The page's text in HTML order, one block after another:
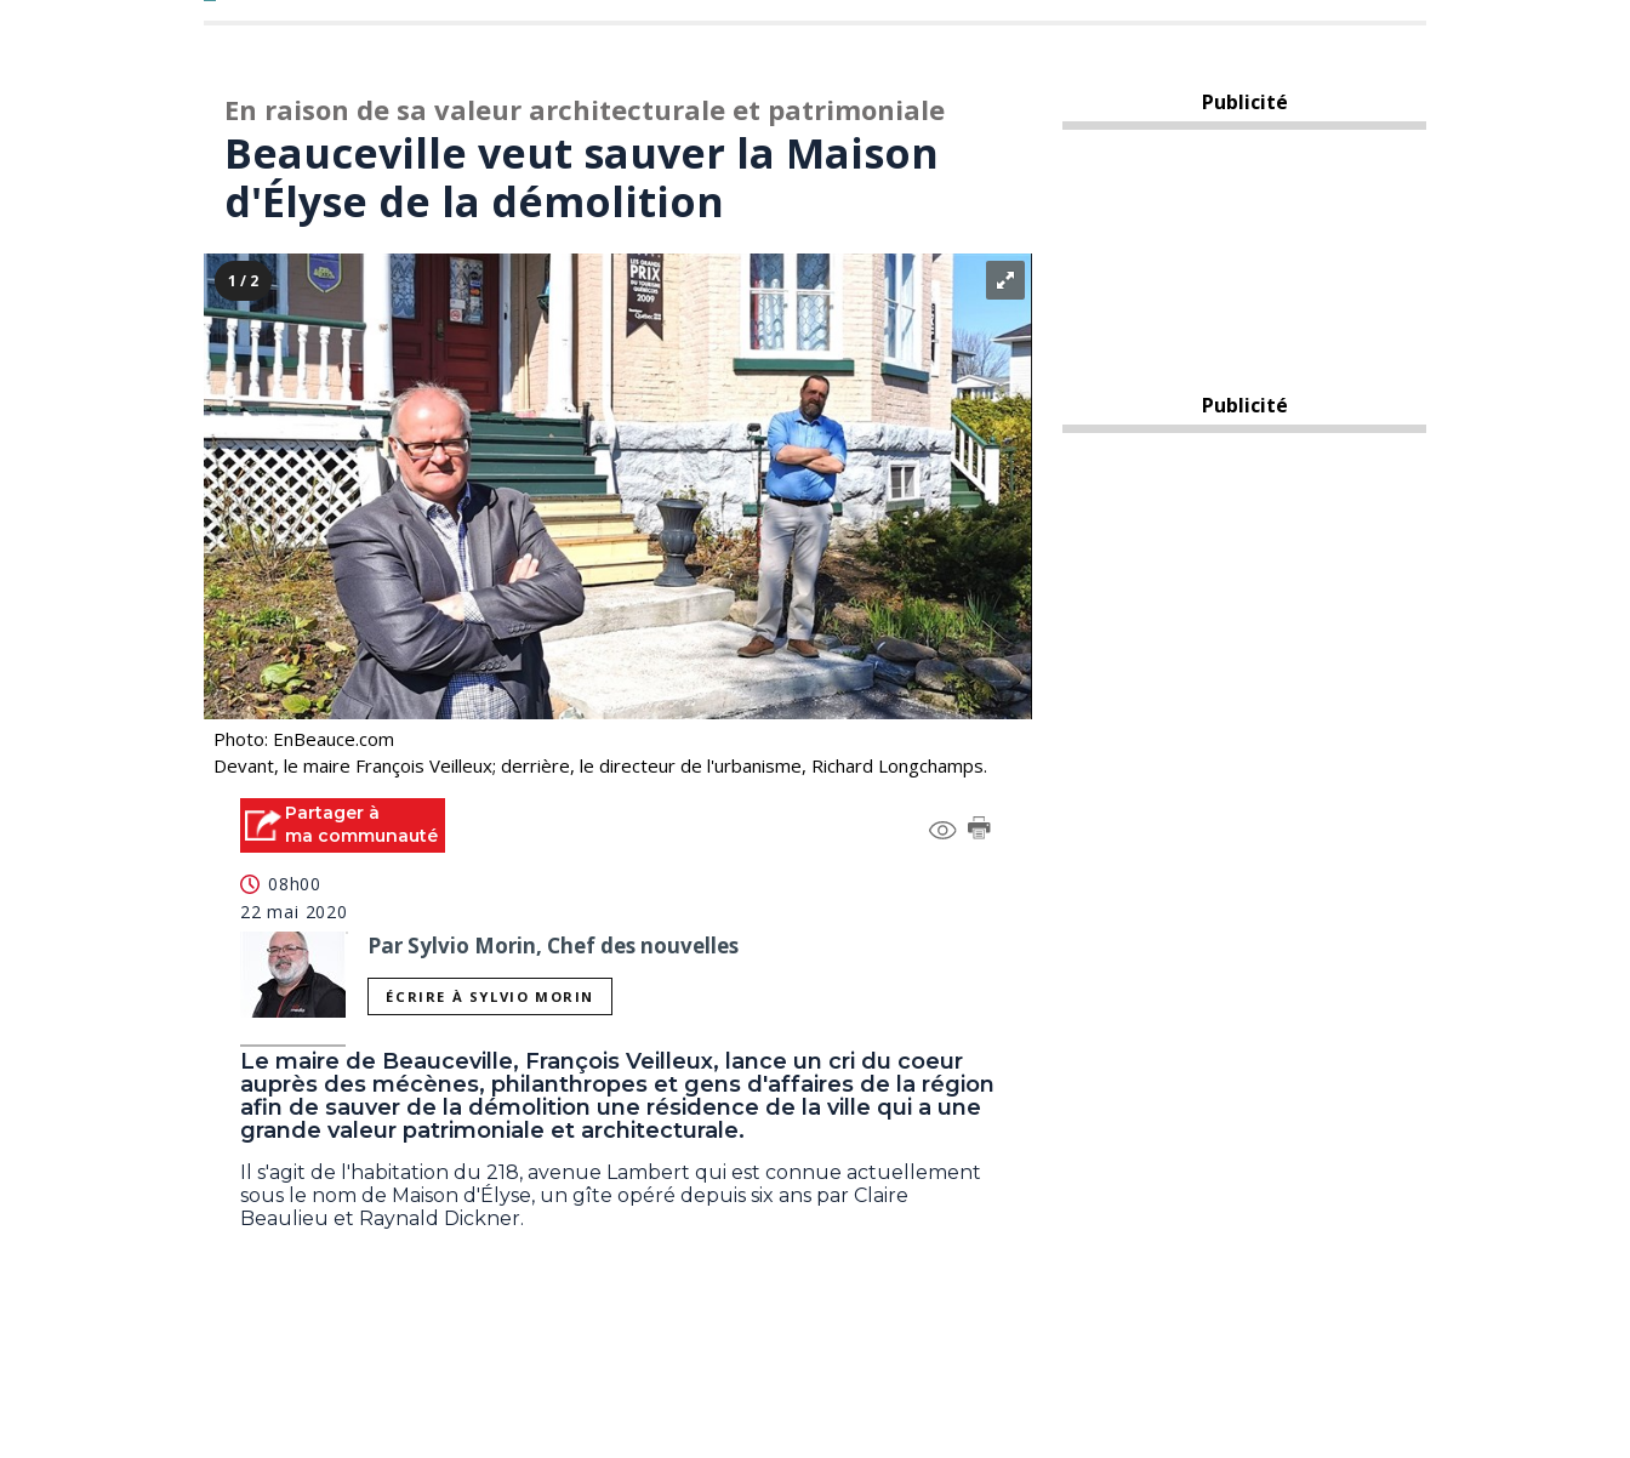
En raison de sa valeur architecturale et patrimoniale
Beauceville veut sauver la Maison
d'Élyse de la démolition
1 / 2
Photo: EnBeauce.com
Devant, le maire François Veilleux; derrière, le directeur de l'urbanisme, Richard Longchamps.
Partager à
ma communauté
08h00
22 mai 2020
Par Sylvio Morin, Chef des nouvelles
ÉCRIRE À SYLVIO MORIN
Le maire de Beauceville, François Veilleux, lance un cri du coeur
auprès des mécènes, philanthropes et gens d'affaires de la région
afin de sauver de la démolition une résidence de la ville qui a une
grande valeur patrimoniale et architecturale.
Il s'agit de l'habitation du 218, avenue Lambert qui est connue actuellement
sous le nom de Maison d'Élyse, un gîte opéré depuis six ans par Claire
Beaulieu et Raynald Dickner.
Publicité
Publicité